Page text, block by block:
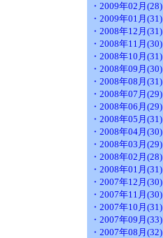
・2009年02月(28)
・2009年01月(31)
・2008年12月(31)
・2008年11月(30)
・2008年10月(31)
・2008年09月(30)
・2008年08月(31)
・2008年07月(29)
・2008年06月(29)
・2008年05月(31)
・2008年04月(30)
・2008年03月(29)
・2008年02月(28)
・2008年01月(31)
・2007年12月(30)
・2007年11月(30)
・2007年10月(31)
・2007年09月(33)
・2007年08月(32)